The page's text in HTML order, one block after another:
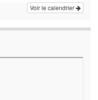
Voir le calendrier